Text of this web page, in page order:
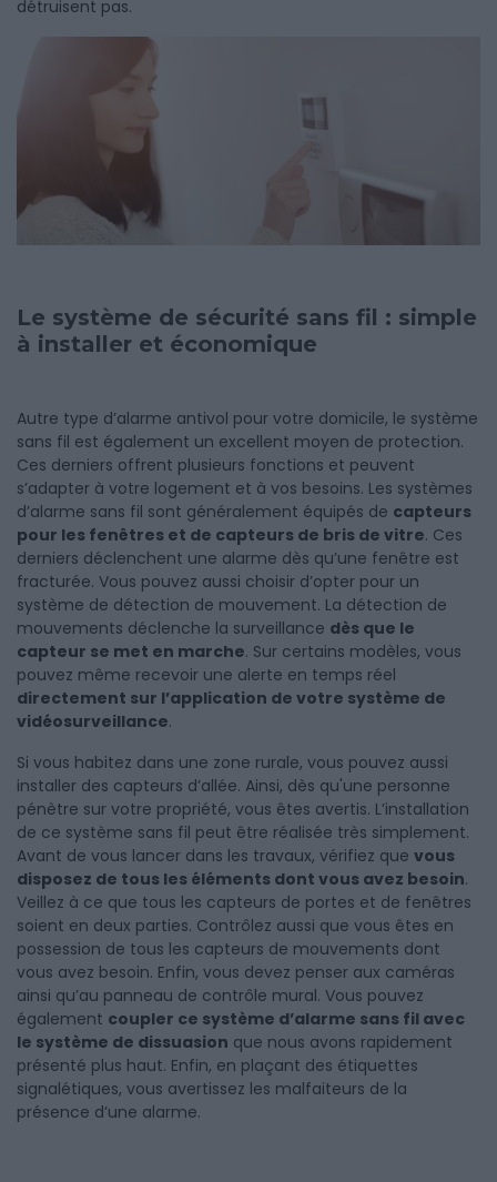
détruisent pas.
Le système de sécurité sans fil : simple
à installer et économique
Autre type d’alarme antivol pour votre domicile, le système
sans fil est également un excellent moyen de protection.
Ces derniers offrent plusieurs fonctions et peuvent
s’adapter à votre logement et à vos besoins. Les systèmes
d’alarme sans fil sont généralement équipés de capteurs
pour les fenêtres et de capteurs de bris de vitre. Ces
derniers déclenchent une alarme dès qu’une fenêtre est
fracturée. Vous pouvez aussi choisir d’opter pour un
système de détection de mouvement. La détection de
mouvements déclenche la surveillance dès que le
capteur se met en marche. Sur certains modèles, vous
pouvez même recevoir une alerte en temps réel
directement sur l’application de votre système de
vidéosurveillance.
Si vous habitez dans une zone rurale, vous pouvez aussi
installer des capteurs d’allée. Ainsi, dès qu'une personne
pénètre sur votre propriété, vous êtes avertis. L’installation
de ce système sans fil peut être réalisée très simplement.
Avant de vous lancer dans les travaux, vérifiez que vous
disposez de tous les éléments dont vous avez besoin.
Veillez à ce que tous les capteurs de portes et de fenêtres
soient en deux parties. Contrôlez aussi que vous êtes en
possession de tous les capteurs de mouvements dont
vous avez besoin. Enfin, vous devez penser aux caméras
ainsi qu’au panneau de contrôle mural. Vous pouvez
également coupler ce système d’alarme sans fil avec
le système de dissuasion que nous avons rapidement
présenté plus haut. Enfin, en plaçant des étiquettes
signalétiques, vous avertissez les malfaiteurs de la
présence d’une alarme.